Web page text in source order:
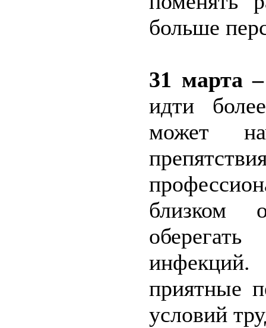
больше
31 марта
идти
может
близком
приятные
условий